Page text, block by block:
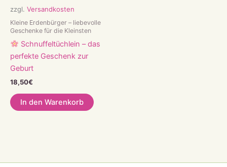
zzgl. Versandkosten
Kleine Erdenbürger – liebevolle
Geschenke für die Kleinsten
Schnuffeltüchlein – das
perfekte Geschenk zur
Geburt
18,50€
In den Warenkorb